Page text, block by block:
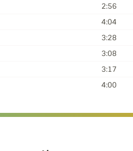
2:56
4:04
3:28
3:08
3:17
4:00